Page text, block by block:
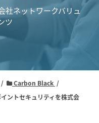
社ネットワークバリュ
ツ
Carbon Black
ントセキュリティを株式会